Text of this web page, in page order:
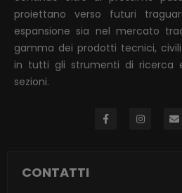
proiettano verso futuri
espansione sia nel mercato
gamma dei prodotti tecnici,
in tutti gli strumenti di ricerca
sezioni.
CONTATTI